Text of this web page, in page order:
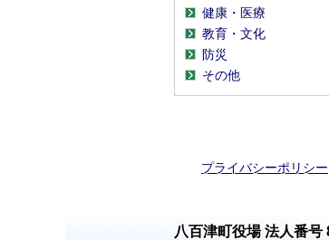
健康・医療
教育・文化
防災
その他
プライバシーポリシー
八百津町役場 法人番号